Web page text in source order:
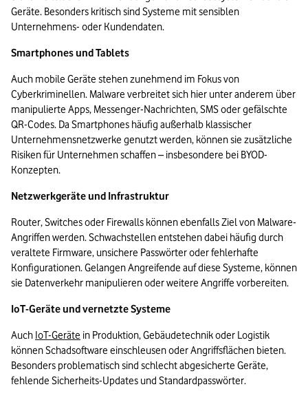
Geräte. Besonders kritisch sind Systeme mit sensiblen
Unternehmens- oder Kundendaten.
Smartphones und Tablets
Auch mobile Geräte stehen zunehmend im Fokus von
Cyberkriminellen. Malware verbreitet sich hier unter anderem über
manipulierte Apps, Messenger-Nachrichten, SMS oder gefälschte
QR-Codes. Da Smartphones häufig außerhalb klassischer
Unternehmensnetzwerke genutzt werden, können sie zusätzliche
Risiken für Unternehmen schaffen – insbesondere bei BYOD-
Konzepten.
Netzwerkgeräte und Infrastruktur
Router, Switches oder Firewalls können ebenfalls Ziel von Malware-
Angriffen werden. Schwachstellen entstehen dabei häufig durch
veraltete Firmware, unsichere Passwörter oder fehlerhafte
Konfigurationen. Gelangen Angreifende auf diese Systeme, können
sie Datenverkehr manipulieren oder weitere Angriffe vorbereiten.
IoT-Geräte und vernetzte Systeme
Auch IoT-Geräte in Produktion, Gebäudetechnik oder Logistik
können Schadsoftware einschleusen oder Angriffsflächen bieten.
Besonders problematisch sind schlecht abgesicherte Geräte,
fehlende Sicherheits-Updates und Standardpasswörter.